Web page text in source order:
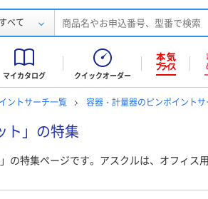
すべて
マイカタログ クイックオーダー
ントサーチ一覧 容器・計量器のピンポイントサ
」の特集
」の特集ページです。アスクルは、オフィス